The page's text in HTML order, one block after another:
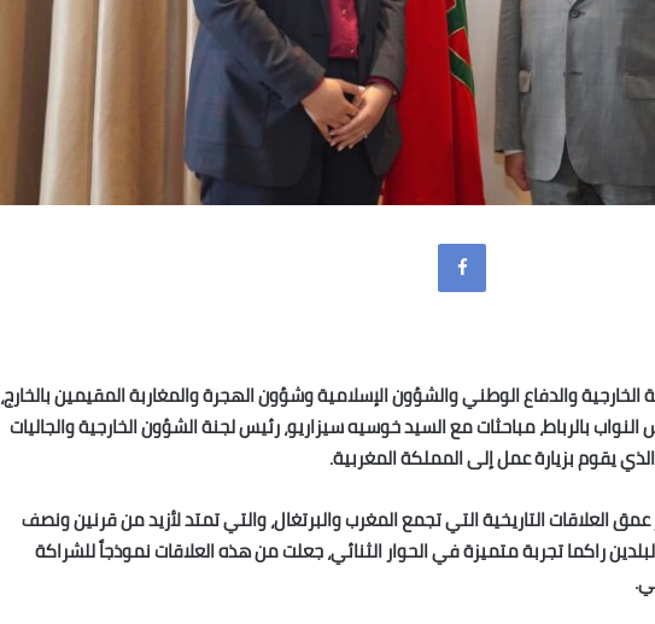
والدفاع الوطني والشؤون الإسلامية وشؤون الهجرة والمغاربة المقيمين بالخارج،
يونيو 2026 بمقر مجلس النواب بالرباط، مباحثات مع السيد خوسيه سيزاريو، رئيس لجنة الشؤون الخارجية والجاليات
يقوم بزيارة عمل إلى المملكة المغربية.
العلاقات التاريخية التي تجمع المغرب والبرتغال، والتي تمتد لأزيد من قرنين ونصف
راكما تجربة متميزة في الحوار الثنائي، جعلت من هذه العلاقات نموذجاً للشراكة